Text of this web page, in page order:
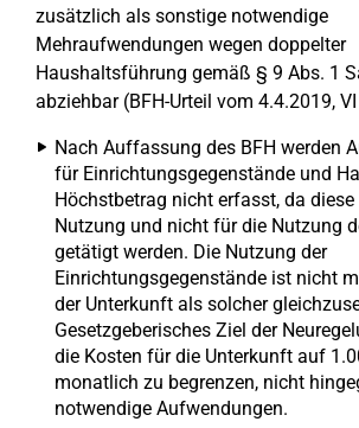
zusätzlich als sonstige notwendige
Mehraufwendungen wegen doppelter
Haushaltsführung gemäß § 9 Abs. 1
abziehbar (BFH-Urteil vom 4.4.2019,
Nach Auffassung des BFH werden
für Einrichtungsgegenstände und
Höchstbetrag nicht erfasst, da diese
Nutzung und nicht für die Nutzung
getätigt werden. Die Nutzung der
Einrichtungsgegenstände ist nicht
der Unterkunft als solcher
Gesetzgeberisches Ziel der
die Kosten für die Unterkunft auf
monatlich zu begrenzen, nicht
notwendige Aufwendungen.